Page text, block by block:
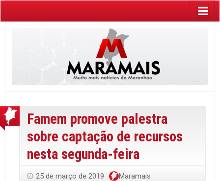
Famem promove palestra
sobre captação de recursos
nesta segunda-feira
25 de março de 2019 Maramais